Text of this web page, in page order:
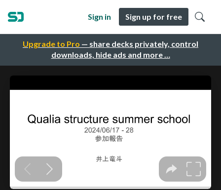
Upgrade to Pro — share decks privately, control
downloads, hide ads and more …
Sign in Sign up for free